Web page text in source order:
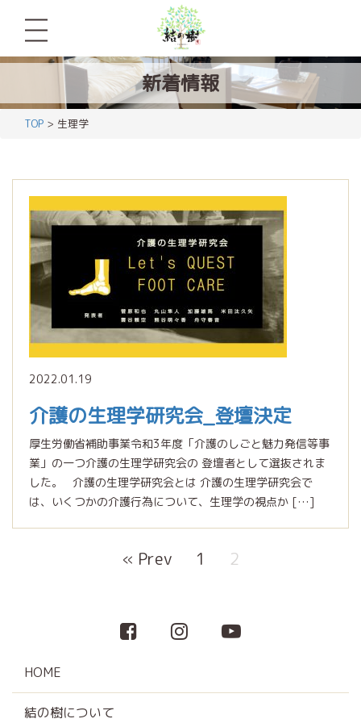
新着情報
TOP > 生理学
2022.01.19
介護の生理学研究会_登壇決定
厚生労働省補助事業令和3年度「介護のしごと魅力発信等事
業」の一つ介護の生理学研究会の 登壇者として選抜されま
した。 介護の生理学研究会とは 介護の生理学研究会で
は、いくつかの介護行為について、生理学の視点か […]
« Prev 1 2
HOME
結の樹について